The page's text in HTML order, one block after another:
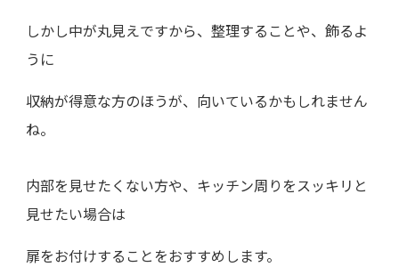
しかし中が丸見えですから、整理することや、飾るよ
うに
収納が得意な方のほうが、向いているかもしれません
ね。
内部を見せたくない方や、キッチン周りをスッキリと
見せたい場合は
扉をお付けすることをおすすめします。